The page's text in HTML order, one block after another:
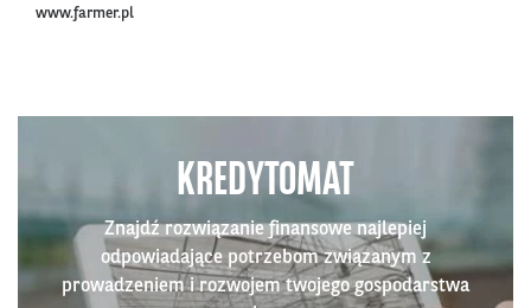
www.farmer.pl
KREDYTOMAT
Znajdź rozwiązanie finansowe najlepiej
odpowiadające potrzebom związanym z
prowadzeniem i rozwojem twojego gospodarstwa